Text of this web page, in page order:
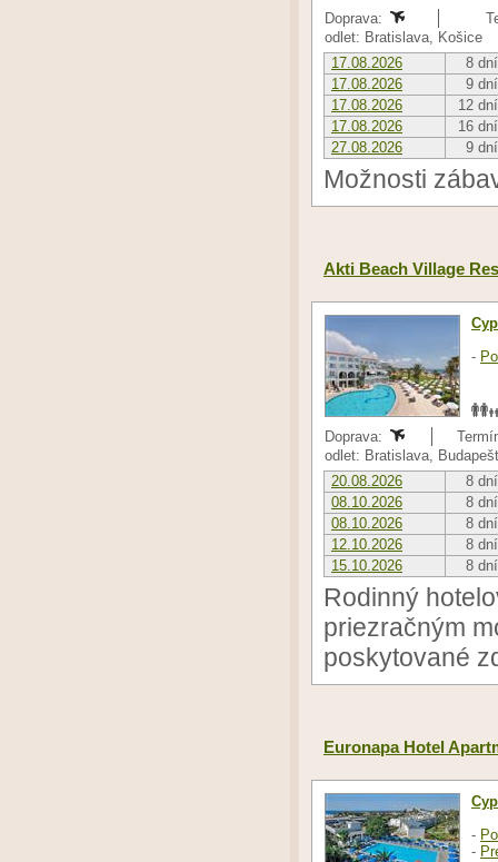
Doprava:
odlet: Bratislava, Košice
17.08.2026
8 dní
17.08.2026
9 dní
17.08.2026
12 dní
17.08.2026
16 dní
27.08.2026
9 dní
Možnosti
Akti Beach Village
-
Doprava:
odlet: Bratislava,
20.08.2026
8 dní
08.10.2026
8 dní
08.10.2026
8 dní
12.10.2026
8 dní
15.10.2026
8 dní
Rodinný
priezračným
poskytované
Euronapa Hotel
-
-